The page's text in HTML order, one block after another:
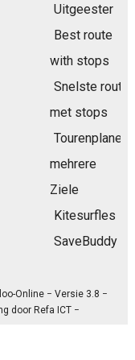
Uitgeester
Best route
with stops
Snelste route
met stops
Tourenplaner
mehrere
Ziele
Kitesurfles
SaveBuddy
Online − Versie 3.8 −
doorRefa ICT −